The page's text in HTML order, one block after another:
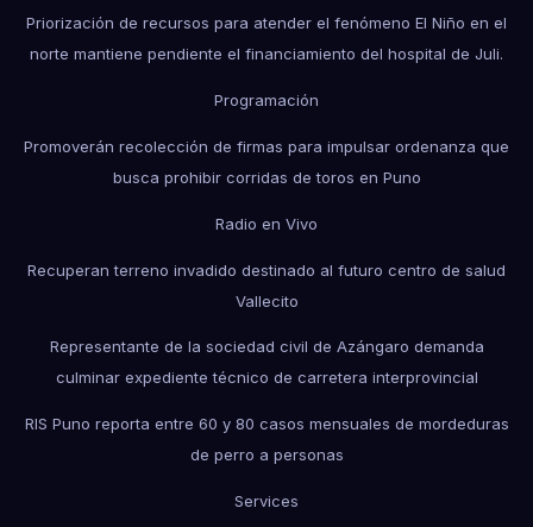
Priorización de recursos para atender el fenómeno El Niño en el
norte mantiene pendiente el financiamiento del hospital de Juli.
Programación
Promoverán recolección de firmas para impulsar ordenanza que
busca prohibir corridas de toros en Puno
Radio en Vivo
Recuperan terreno invadido destinado al futuro centro de salud
Vallecito
Representante de la sociedad civil de Azángaro demanda
culminar expediente técnico de carretera interprovincial
RIS Puno reporta entre 60 y 80 casos mensuales de mordeduras
de perro a personas
Services